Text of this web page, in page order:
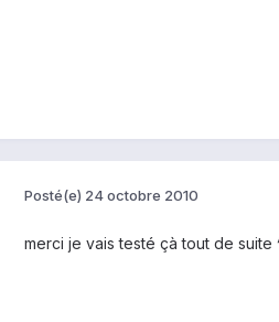
Posté(e) 24 octobre 2010
merci je vais testé çà tout de suite